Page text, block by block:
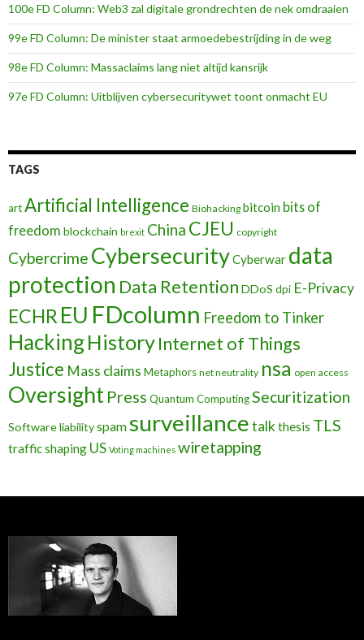
100e FD Column: Web3 zal digitale grondrechten de nek omdraaien
99e FD Column: De minister staat armoedebestrijding in de weg
98e FD Column: Massaclaims lang niet altijd kansrijk
97e FD Column: Uitblijven cybersecuritywet toont onmacht EU
TAGS
artArtificial Intelligence Biohacking bitcoin bits of
freedom blockchain brexit China CJEU copyright
Cybercrime CybersecurityCyberwar data
protection Data Retention DDoS dpi E-Privacy
ECHR EU FDcolumn Freedom to Tinker
HackingHistoryInternet of Things
Justice Mass claims Metaphors net neutrality nsa open access
Oversight Press Quantum ComputingSecuritization
Software liabilityspamsurveillancetalk thesis TLS
traffic shaping US Voting machines wiretapping